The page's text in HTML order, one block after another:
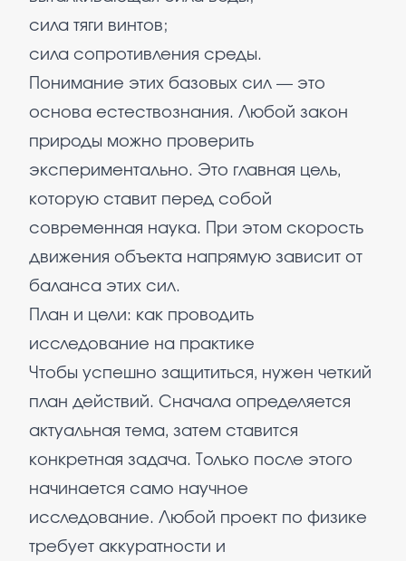
сила тяги винтов;
сила сопротивления среды.
Понимание этих базовых сил — это
основа естествознания. Любой закон
природы можно проверить
экспериментально. Это главная цель,
которую ставит перед собой
современная наука. При этом скорость
движения объекта напрямую зависит от
баланса этих сил.
План и цели: как проводить
исследование на практике
Чтобы успешно защититься, нужен четкий
план действий. Сначала определяется
актуальная тема, затем ставится
конкретная задача. Только после этого
начинается само научное
исследование. Любой проект по физике
требует аккуратности и